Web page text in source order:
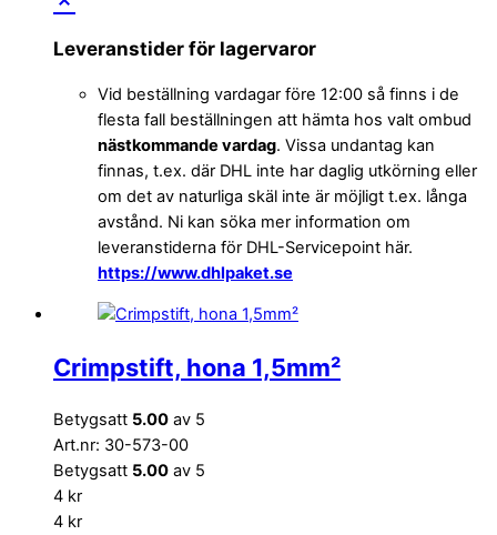
Leveranstider för lagervaror
Vid beställning vardagar före 12:00 så finns i de
flesta fall beställningen att hämta hos valt ombud
nästkommande vardag. Vissa undantag kan
finnas, t.ex. där DHL inte har daglig utkörning eller
om det av naturliga skäl inte är möjligt t.ex. långa
avstånd. Ni kan söka mer information om
leveranstiderna för DHL-Servicepoint här.
https://www.dhlpaket.se
Crimpstift, hona 1,5mm²
Betygsatt 5.00 av 5
Art.nr: 30-573-00
Betygsatt 5.00 av 5
4 kr
4 kr